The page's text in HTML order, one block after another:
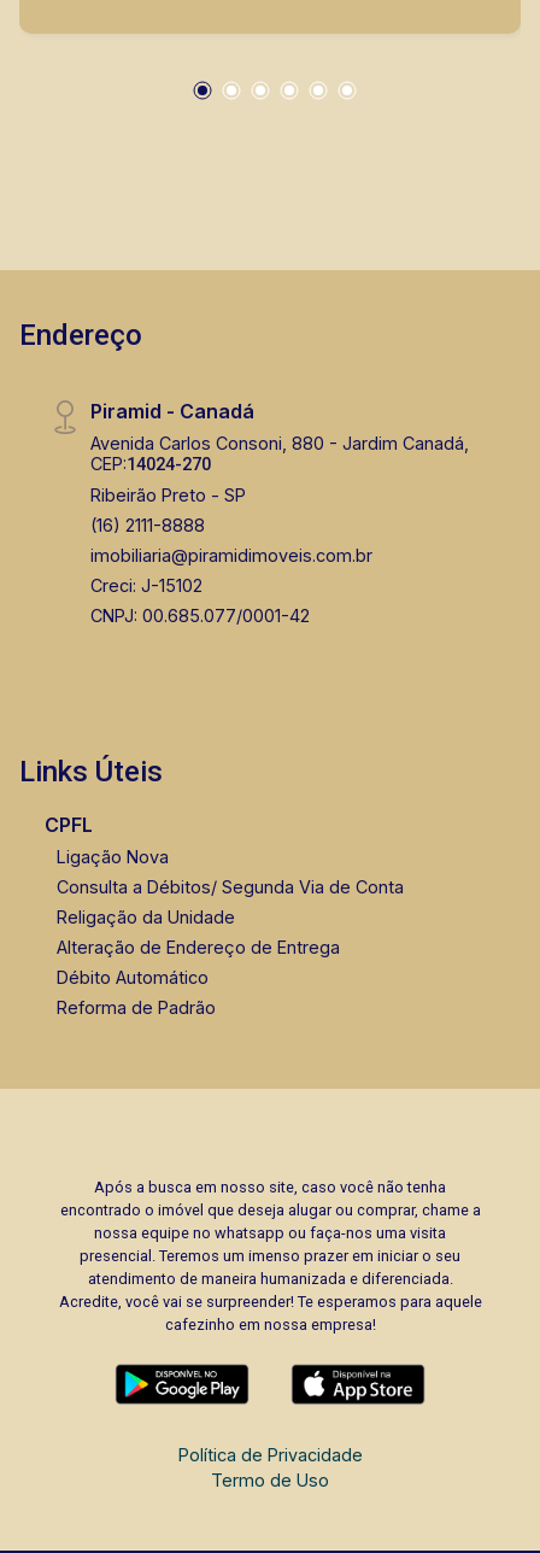
Endereço
Piramid - Canadá
Avenida Carlos Consoni, 880 - Jardim Canadá,
CEP:14024-270
Ribeirão Preto - SP
(16) 2111-8888
imobiliaria@piramidimoveis.com.br
Creci: J-15102
CNPJ: 00.685.077/0001-42
Links Úteis
CPFL
Ligação Nova
Consulta a Débitos/ Segunda Via de Conta
Religação da Unidade
Alteração de Endereço de Entrega
Débito Automático
Reforma de Padrão
Após a busca em nosso site, caso você não tenha
encontrado o imóvel que deseja alugar ou comprar, chame a
nossa equipe no whatsapp ou faça-nos uma visita
presencial. Teremos um imenso prazer em iniciar o seu
atendimento de maneira humanizada e diferenciada.
Acredite, você vai se surpreender! Te esperamos para aquele
cafezinho em nossa empresa!
Política de Privacidade
Termo de Uso